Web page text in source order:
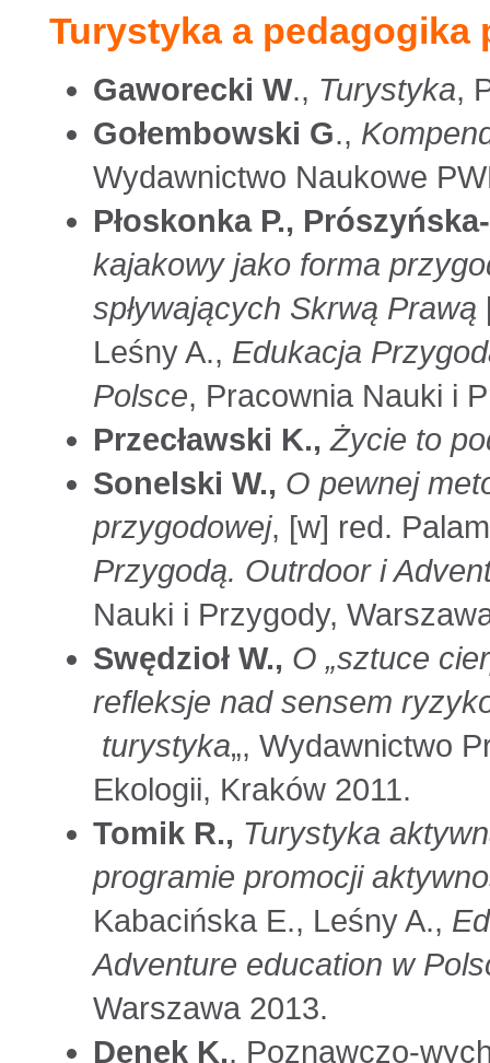
Turystyka a pedagogika
Gaworecki W., Turystyka,
Gołembowski G.,
Wydawnictwo Naukowe
Płoskonka P.,
kajakowy jako forma
spływających Skrwą Prawą
Leśny A., Edukacja
Polsce, Pracownia Nauki i
Przecławski K., Życie to
Sonelski W., O pewnej
przygodowej, [w] red.
Przygodą. Outrdoor i
Nauki i Przygody,
Swędzioł W., O „sztuce
refleksje nad sensem
turystyka„, Wydawnictwo
Ekologii, Kraków 2011.
Tomik R., Turystyka
programie promocji
Kabacińska E., Leśny A.,
Adventure education w
Warszawa 2013.
Denek K., Poznawczo-